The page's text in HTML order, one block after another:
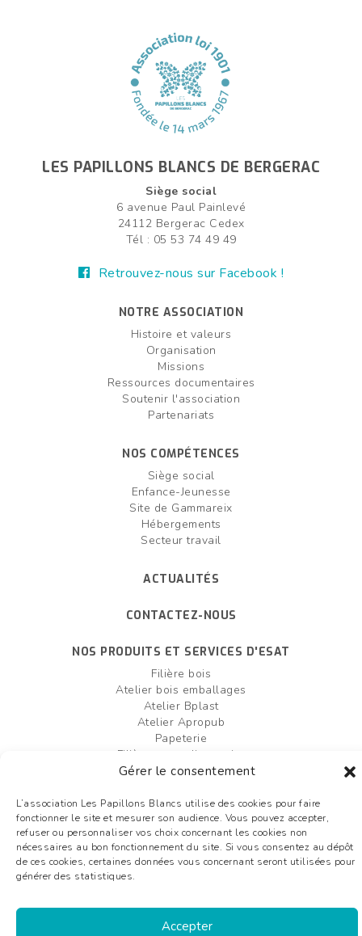
Gérer le consentement
L’association Les Papillons Blancs utilise des cookies pour faire
fonctionner le site et mesurer son audience. Vous pouvez accepter,
refuser ou personnaliser vos choix concernant les cookies non
nécessaires au bon fonctionnement du site. Si vous consentez au dépôt
de ces cookies, certaines données vous concernant seront utilisées pour
générer des statistiques.
Accepter
LES PAPILLONS BLANCS DE BERGERAC
Siège social
6 avenue Paul Painlevé
24112 Bergerac Cedex
Tél : 05 53 74 49 49
Retrouvez-nous sur Facebook !
NOTRE ASSOCIATION
Histoire et valeurs
Organisation
Missions
Ressources documentaires
Soutenir l'association
Partenariats
NOS COMPÉTENCES
Siège social
Enfance-Jeunesse
Site de Gammareix
Hébergements
Secteur travail
ACTUALITÉS
CONTACTEZ-NOUS
NOS PRODUITS ET SERVICES D'ESAT
Filière bois
Atelier bois emballages
Atelier Bplast
Atelier Apropub
Papeterie
Filière agro-alimentaire
Atelier bois box palettes
FAIRE UN DON OFFRES D'EMPLOI
Plan du site
Mentions légales